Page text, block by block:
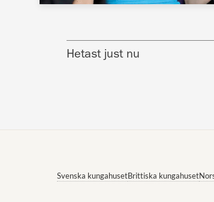
Hetast just nu
Svenska kungahusetBrittiska kungahuset